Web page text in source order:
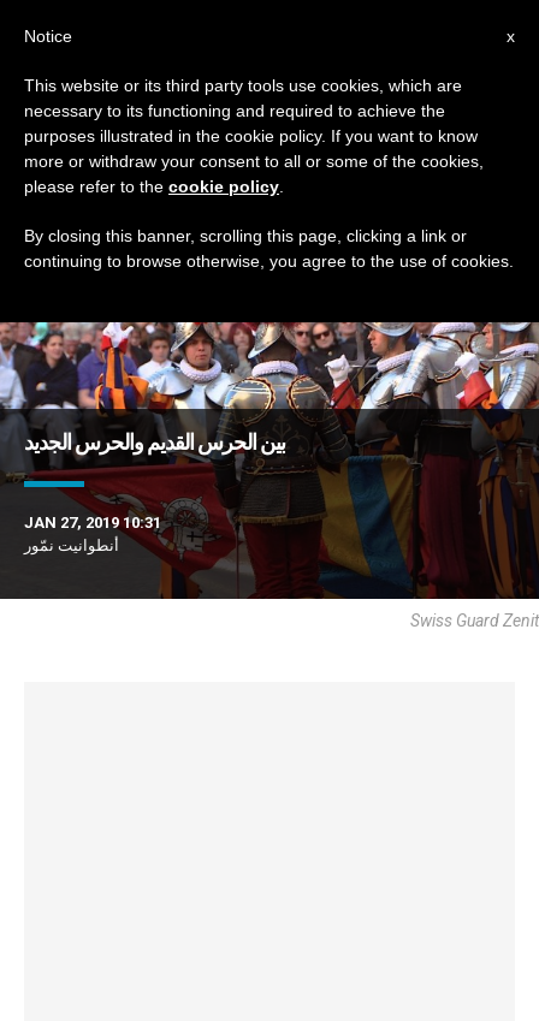
TAG
Posts Tagged ‘جديد’
DERNIÈRES NOUVELLES
بين الحرس القديم والحرس الجديد
JAN 27, 2019 10:31
أنطوانيت نمّور
Swiss Guard Zenit
x
Notice
This website or its third party tools use cookies, which are
necessary to its functioning and required to achieve the
purposes illustrated in the cookie policy. If you want to know
more or withdraw your consent to all or some of the cookies,
please refer to the cookie policy
By closing this banner, scrolling this page, clicking a link or
continuing to browse otherwise, you agree to the use of cookies.